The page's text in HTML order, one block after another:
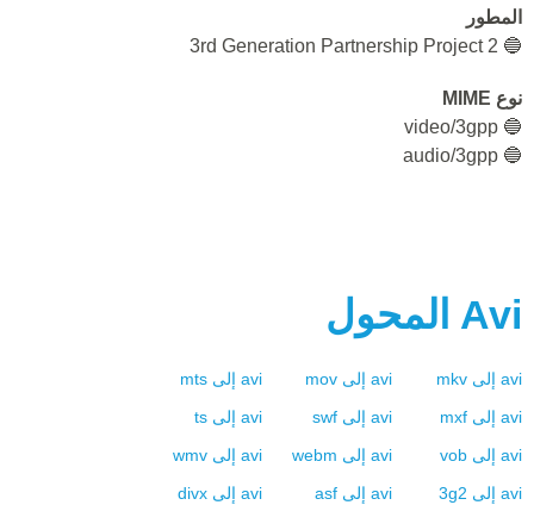
المطور
🔵 3rd Generation Partnership Project 2
نوع MIME
🔵 video/3gpp
🔵 audio/3gpp
Avi المحول
avi إلى mkv
avi إلى mov
avi إلى mts
avi إلى mxf
avi إلى swf
avi إلى ts
avi إلى vob
avi إلى webm
avi إلى wmv
avi إلى 3g2
avi إلى asf
avi إلى divx